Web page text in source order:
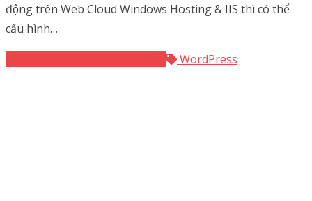
động trên Web Cloud Windows Hosting & IIS thì có thể
cấu hình…
WordPress